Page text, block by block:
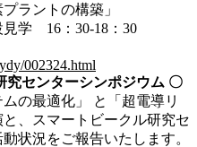
ラントの構築」
見学
16：30-18：30
002324.html
センターシンポジウム 〇
の最適化」 と「超電導リ
、スマートビークル研究セ
状況をご報告いたします。